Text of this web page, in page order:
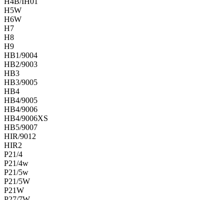
H5W
H6W
H7
H8
H9
HB1/9004
HB2/9003
HB3
HB3/9005
HB4
HB4/9005
HB4/9006
HB4/9006XS
HB5/9007
HIR/9012
HIR2
P21/4
P21/4w
P21/5w
P21/5W
P21W